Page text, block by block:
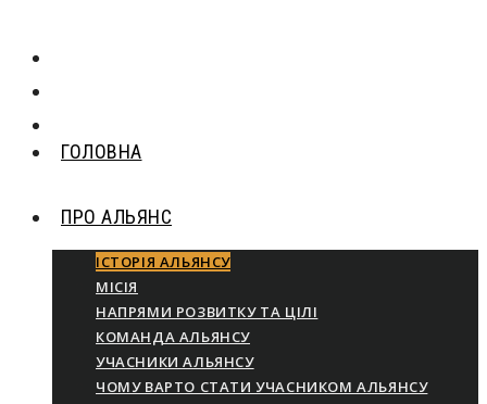
ГОЛОВНА
ПРО АЛЬЯНС
ІСТОРІЯ АЛЬЯНСУ
МІСІЯ
НАПРЯМИ РОЗВИТКУ ТА ЦІЛІ
КОМАНДА АЛЬЯНСУ
УЧАСНИКИ АЛЬЯНСУ
ЧОМУ ВАРТО СТАТИ УЧАСНИКОМ АЛЬЯНСУ